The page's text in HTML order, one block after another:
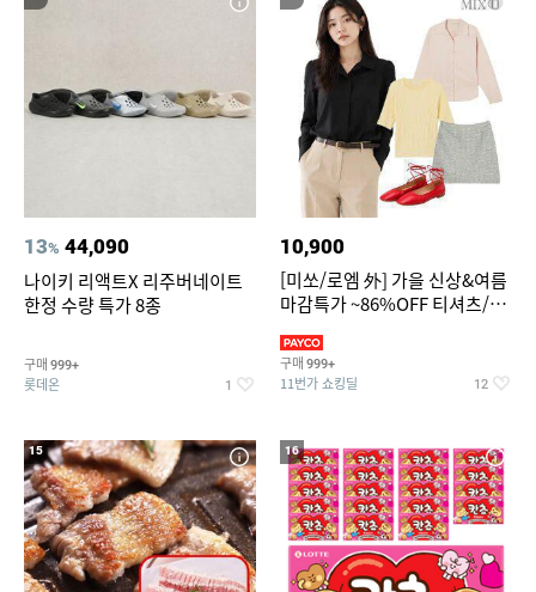
13% 44,090
나이키 리액트X 리주버네이트
한정 수량 특가 8종
구매 999+
롯데온 1
10,900
[미쏘/로엠 外] 가을 신상&여름
마감특가 ~86%OFF 티셔츠/슬
구매 999+
11번가 쇼킹딜 12
15 16